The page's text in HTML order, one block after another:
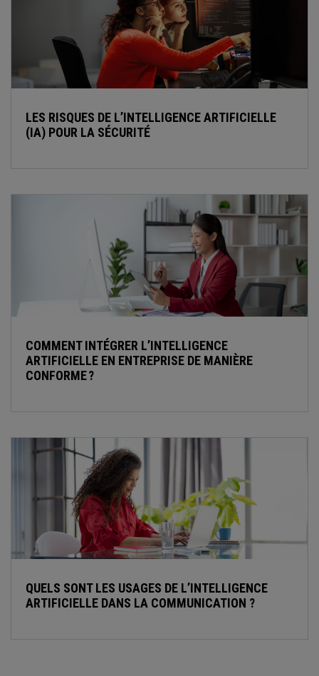
LES RISQUES DE L’INTELLIGENCE ARTIFICIELLE
(IA) POUR LA SÉCURITÉ
COMMENT INTÉGRER L’INTELLIGENCE
ARTIFICIELLE EN ENTREPRISE DE MANIÈRE
CONFORME ?
QUELS SONT LES USAGES DE L’INTELLIGENCE
ARTIFICIELLE DANS LA COMMUNICATION ?